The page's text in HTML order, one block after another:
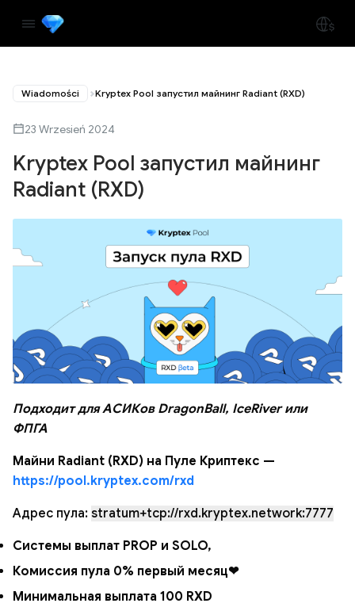
Wiadomości Kryptex Pool запустил майнинг Radiant (RXD)
23 Wrzesień 2024
Kryptex Pool запустил майнинг
Radiant (RXD)
Подходит для АСИКов DragonBall, IceRiver или
ФПГА
Майни Radiant (RXD) на Пуле Криптекс —
https://pool.kryptex.com/rxd
Адрес пула: stratum+tcp://rxd.kryptex.network:7777
Системы выплат PROP и SOLO,
Комиссия пула 0% первый месяц❤
Минимальная выплата 100 RXD